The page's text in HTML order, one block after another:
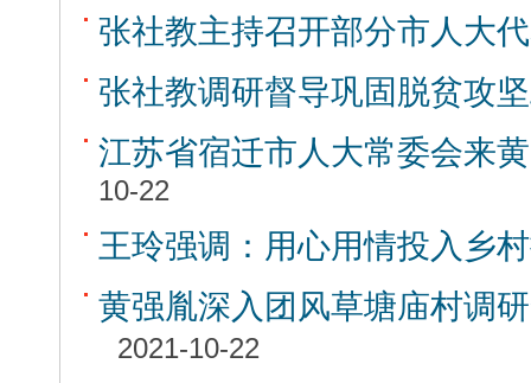
张社教主持召开部分市人大
张社教调研督导巩固脱贫攻
江苏省宿迁市人大常委会来
10-22
王玲强调：用心用情投入乡
黄强胤深入团风草塘庙村调
2021-10-22